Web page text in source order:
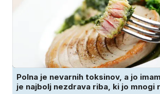
Polna je nevarnih toksinov, a jo
je najbolj nezdrava riba, ki jo mnogi